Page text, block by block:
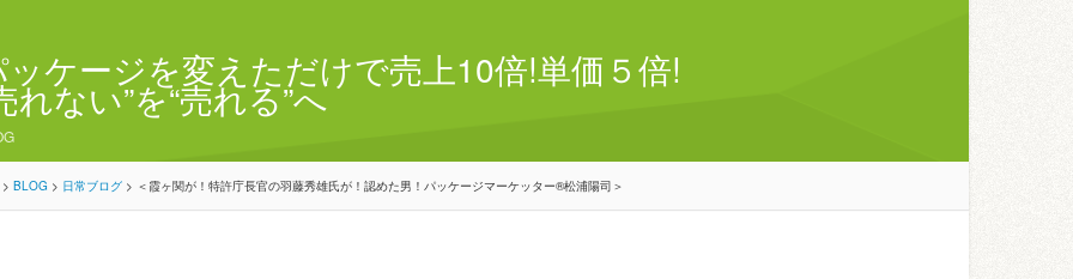
ケージを変えただけで売上10倍!単価５倍!
れない”を“売れる”へ
> BLOG > 日常ブログ > ＜霞ヶ関が！特許庁長官の羽藤秀雄氏が！認めた男！パッケージマーケッター®松浦陽司＞